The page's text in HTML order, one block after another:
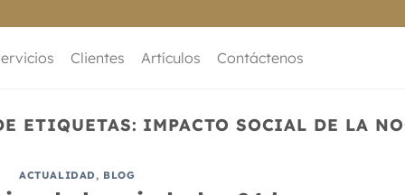
Clientes Artículos Contáctenos
ETIQUETAS: IMPACTO SOCIAL DE LA
ACTUALIDAD, BLOG